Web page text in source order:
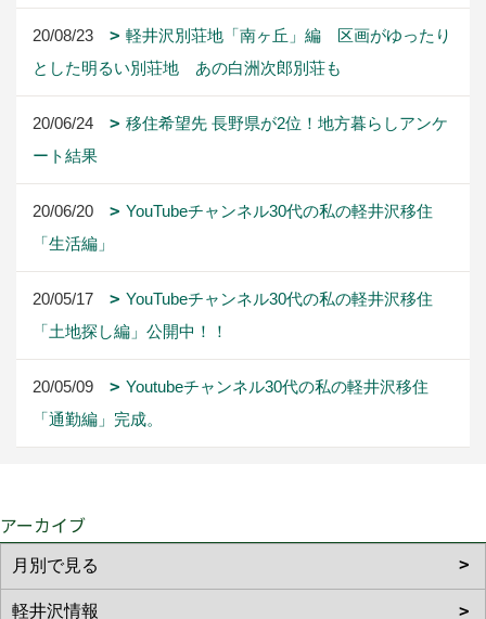
20/08/23
軽井沢別荘地「南ヶ丘」編 区画がゆったり
とした明るい別荘地 あの白洲次郎別荘も
20/06/24
移住希望先 長野県が2位！地方暮らしアンケ
ート結果
20/06/20
YouTubeチャンネル30代の私の軽井沢移住
「生活編」
20/05/17
YouTubeチャンネル30代の私の軽井沢移住
「土地探し編」公開中！！
20/05/09
Youtubeチャンネル30代の私の軽井沢移住
「通勤編」完成。
アーカイブ